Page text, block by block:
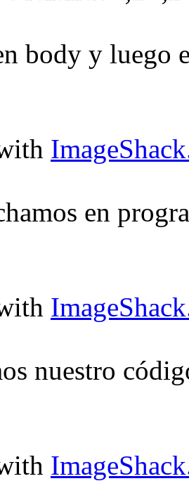
body y luego
en
nuestro